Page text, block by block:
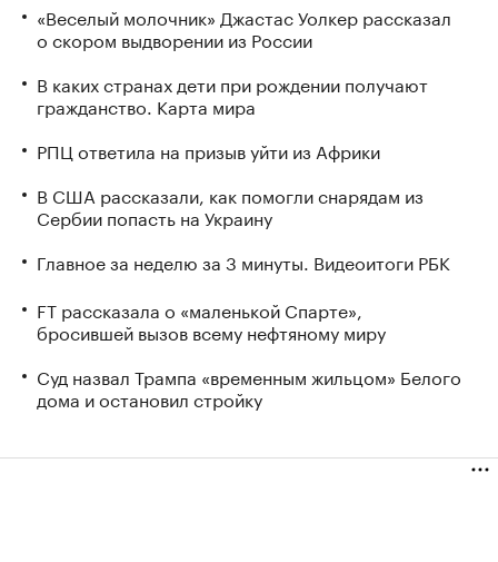
«Веселый молочник» Джастас Уолкер рассказал
о скором выдворении из России
В каких странах дети при рождении получают
гражданство. Карта мира
РПЦ ответила на призыв уйти из Африки
В США рассказали, как помогли снарядам из
Сербии попасть на Украину
Главное за неделю за 3 минуты. Видеоитоги РБК
FT рассказала о «маленькой Спарте»,
бросившей вызов всему нефтяному миру
Суд назвал Трампа «временным жильцом» Белого
дома и остановил стройку